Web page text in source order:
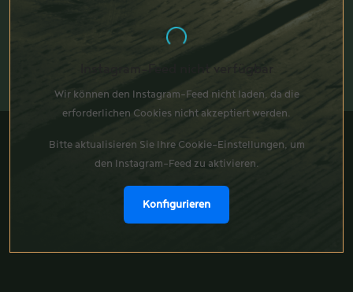
Instagram-Feed nicht verfügbar
Wir können den Instagram-Feed nicht laden, da die
erforderlichen Cookies nicht akzeptiert werden.
Bitte aktualisieren Sie Ihre Cookie-Einstellungen, um
den Instagram-Feed zu aktivieren.
Konfigurieren